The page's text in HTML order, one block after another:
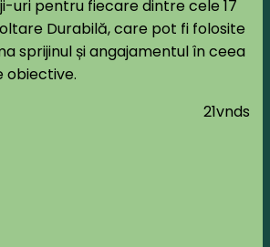
uri pentru fiecare dintre cele 17
Durabilă, care pot fi folosite
sprijinul și angajamentul în ceea
obiective.